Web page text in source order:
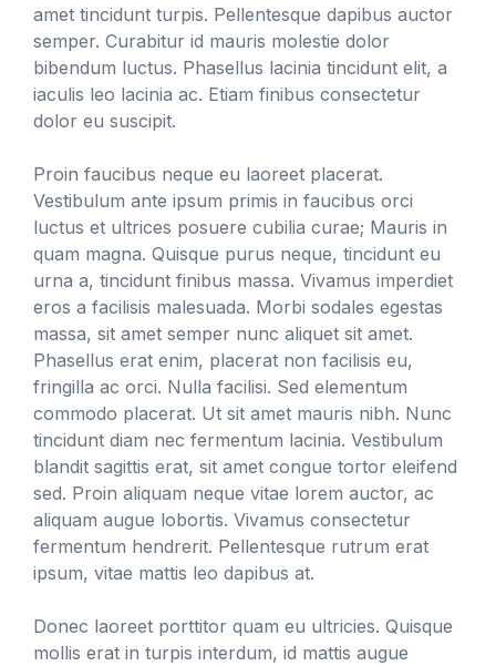
amet tincidunt turpis. Pellentesque dapibus auctor
semper. Curabitur id mauris molestie dolor
bibendum luctus. Phasellus lacinia tincidunt elit, a
iaculis leo lacinia ac. Etiam finibus consectetur
dolor eu suscipit.
Proin faucibus neque eu laoreet placerat.
Vestibulum ante ipsum primis in faucibus orci
luctus et ultrices posuere cubilia curae; Mauris in
quam magna. Quisque purus neque, tincidunt eu
urna a, tincidunt finibus massa. Vivamus imperdiet
eros a facilisis malesuada. Morbi sodales egestas
massa, sit amet semper nunc aliquet sit amet.
Phasellus erat enim, placerat non facilisis eu,
fringilla ac orci. Nulla facilisi. Sed elementum
commodo placerat. Ut sit amet mauris nibh. Nunc
tincidunt diam nec fermentum lacinia. Vestibulum
blandit sagittis erat, sit amet congue tortor eleifend
sed. Proin aliquam neque vitae lorem auctor, ac
aliquam augue lobortis. Vivamus consectetur
fermentum hendrerit. Pellentesque rutrum erat
ipsum, vitae mattis leo dapibus at.
Donec laoreet porttitor quam eu ultricies. Quisque
mollis erat in turpis interdum, id mattis augue